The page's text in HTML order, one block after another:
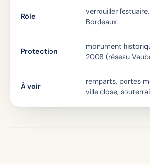
Rôle
verrouiller
Bordeaux
Protection
monument
2008 (réseau
À voir
remparts, portes
ville close,